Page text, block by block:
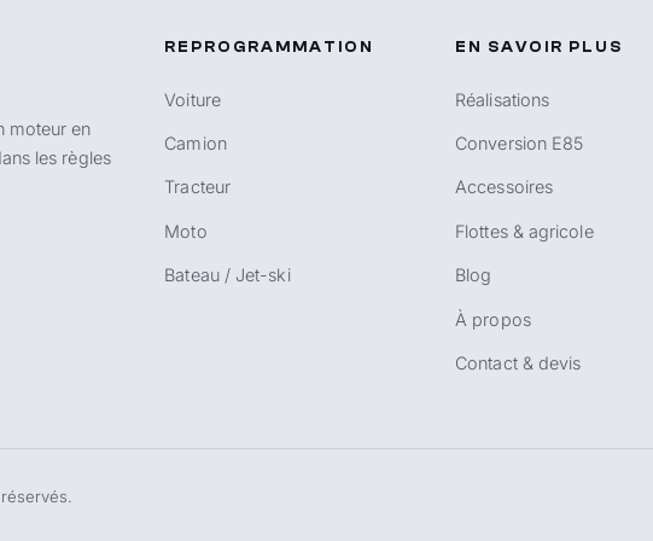
moteur en
les règles
REPROGRAMMATION
Voiture
Camion
Tracteur
Moto
Bateau / Jet-ski
EN SAVOIR PLUS
Réalisations
Conversion E85
Accessoires
Flottes & agricole
Blog
À propos
Contact & devis